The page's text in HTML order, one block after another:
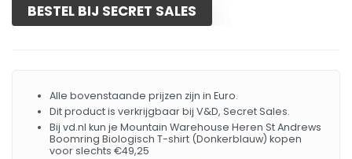
BESTEL BIJ SECRET SALES
Alle bovenstaande prijzen zijn in Euro.
Dit product is verkrijgbaar bij V&D, Secret Sales.
Bij vd.nl kun je Mountain Warehouse Heren St Andrews
Boomring Biologisch T-shirt (Donkerblauw) kopen
voor slechts €49,25